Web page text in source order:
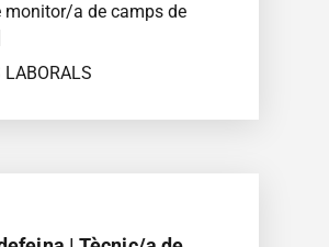
monitor/a de camps de
LABORALS